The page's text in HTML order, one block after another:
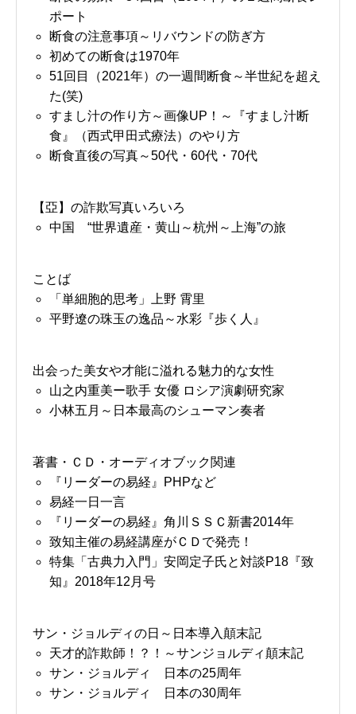
ポート
断食の注意事項～リバウンドの防ぎ方
初めての断食は1970年
51回目（2021年）の一週間断食～半世紀を超え
た(笑)
すまし汁の作り方～画像UP！～『すまし汁断
食』（西式甲田式療法）のやり方
断食直後の写真～50代・60代・70代
【亞】の詐欺写真いろいろ
中国 “世界遺産・黄山～杭州～上海”の旅
ことば
「単細胞的思考」上野 霄里
平野遼の珠玉の逸品～水彩『歩く人』
出会った美女や才能に溢れる魅力的な女性
山之内重美ー歌手 女優 ロシア演劇研究家
小林五月～日本最高のシューマン奏者
著書・ＣＤ・オーディオブック関連
『リーダーの易経』PHPなど
易経一日一言
『リーダーの易経』角川ＳＳＣ新書2014年
致知主催の易経講座がＣＤで発売！
特集「古典力入門」安岡定子氏と対談P18『致
知』2018年12月号
サン・ジョルディの日～日本導入顛末記
天才的詐欺師！？！～サンジョルディ顛末記
サン・ジョルディ 日本の25周年
サン・ジョルディ 日本の30周年